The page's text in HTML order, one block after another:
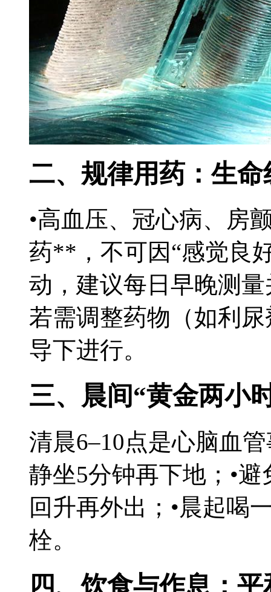
二、规律用药：生命
•高血压、冠心病、房
药**，不可因“感觉良
动，建议每日早晚测
若需调整药物（如利
导下进行。
三、晨间“黄金两小
清晨6–10点是心脑血
静坐5分钟再下地；•
回升再外出；•晨起喝
栓。
四、饮食与作息：